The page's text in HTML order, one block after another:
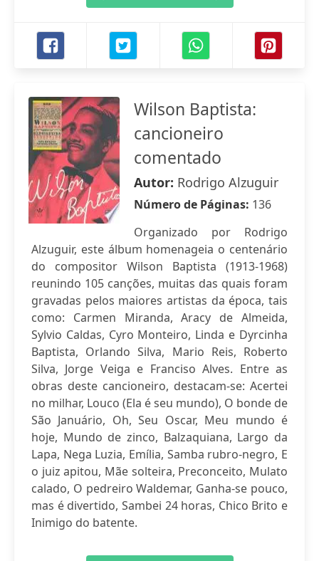
Wilson Baptista:
cancioneiro
comentado
Autor: Rodrigo Alzuguir
Número de Páginas: 136
Organizado por Rodrigo
Alzuguir, este álbum homenageia o centenário
do compositor Wilson Baptista (1913-1968)
reunindo 105 canções, muitas das quais foram
gravadas pelos maiores artistas da época, tais
como: Carmen Miranda, Aracy de Almeida,
Sylvio Caldas, Cyro Monteiro, Linda e Dyrcinha
Baptista, Orlando Silva, Mario Reis, Roberto
Silva, Jorge Veiga e Franciso Alves. Entre as
obras deste cancioneiro, destacam-se: Acertei
no milhar, Louco (Ela é seu mundo), O bonde de
São Januário, Oh, Seu Oscar, Meu mundo é
hoje, Mundo de zinco, Balzaquiana, Largo da
Lapa, Nega Luzia, Emília, Samba rubro-negro, E
o juiz apitou, Mãe solteira, Preconceito, Mulato
calado, O pedreiro Waldemar, Ganha-se pouco,
mas é divertido, Sambei 24 horas, Chico Brito e
Inimigo do batente.